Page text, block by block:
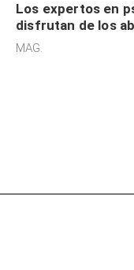
Los expertos en
disfrutan de los
sensibilidad a los
MAG.